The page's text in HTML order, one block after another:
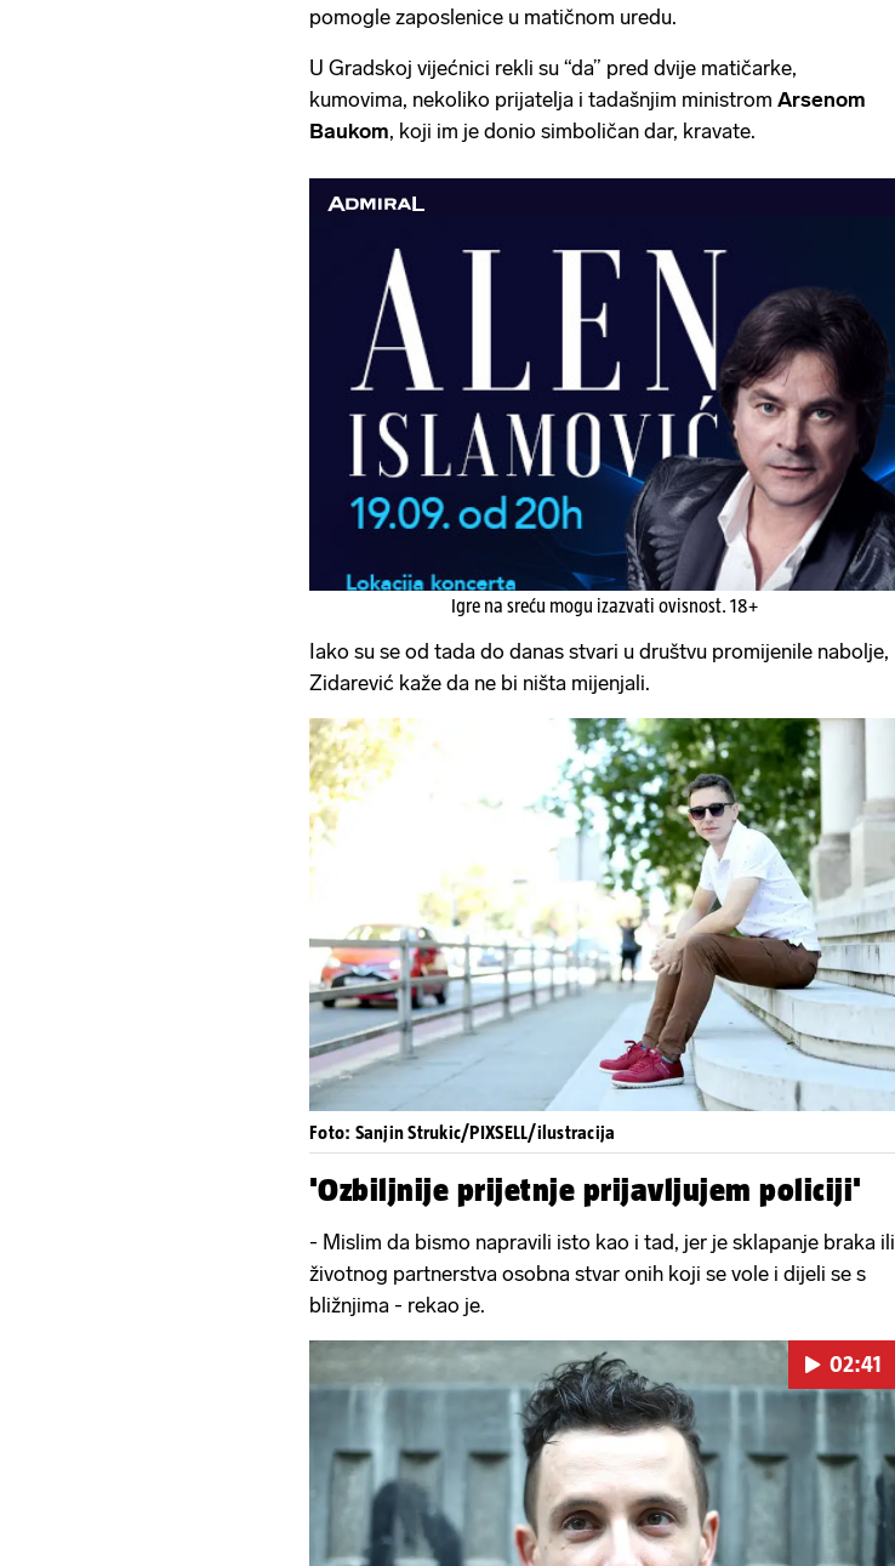
pomogle zaposlenice u matičnom uredu.
U Gradskoj vijećnici rekli su “da” pred dvije matičarke,
kumovima, nekoliko prijatelja i tadašnjim ministrom Arsenom
Baukom, koji im je donio simboličan dar, kravate.
Igre na sreću mogu izazvati ovisnost. 18+
Iako su se od tada do danas stvari u društvu promijenile nabolje,
Zidarević kaže da ne bi ništa mijenjali.
Foto: Sanjin Strukic/PIXSELL/ilustracija
'Ozbiljnije prijetnje prijavljujem policiji'
- Mislim da bismo napravili isto kao i tad, jer je sklapanje braka ili
životnog partnerstva osobna stvar onih koji se vole i dijeli se s
bližnjima - rekao je.
Pokretanje videa...
02:41